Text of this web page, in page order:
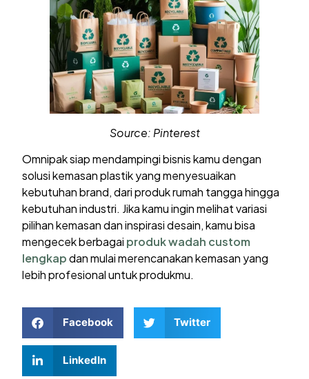
Source: Pinterest
Omnipak siap mendampingi bisnis kamu dengan
solusi kemasan plastik yang menyesuaikan
kebutuhan brand, dari produk rumah tangga hingga
kebutuhan industri. Jika kamu ingin melihat variasi
pilihan kemasan dan inspirasi desain, kamu bisa
mengecek berbagai produk wadah custom
lengkapdan mulai merencanakan kemasan yang
lebih profesional untuk produkmu.
Facebook Twitter
LinkedIn